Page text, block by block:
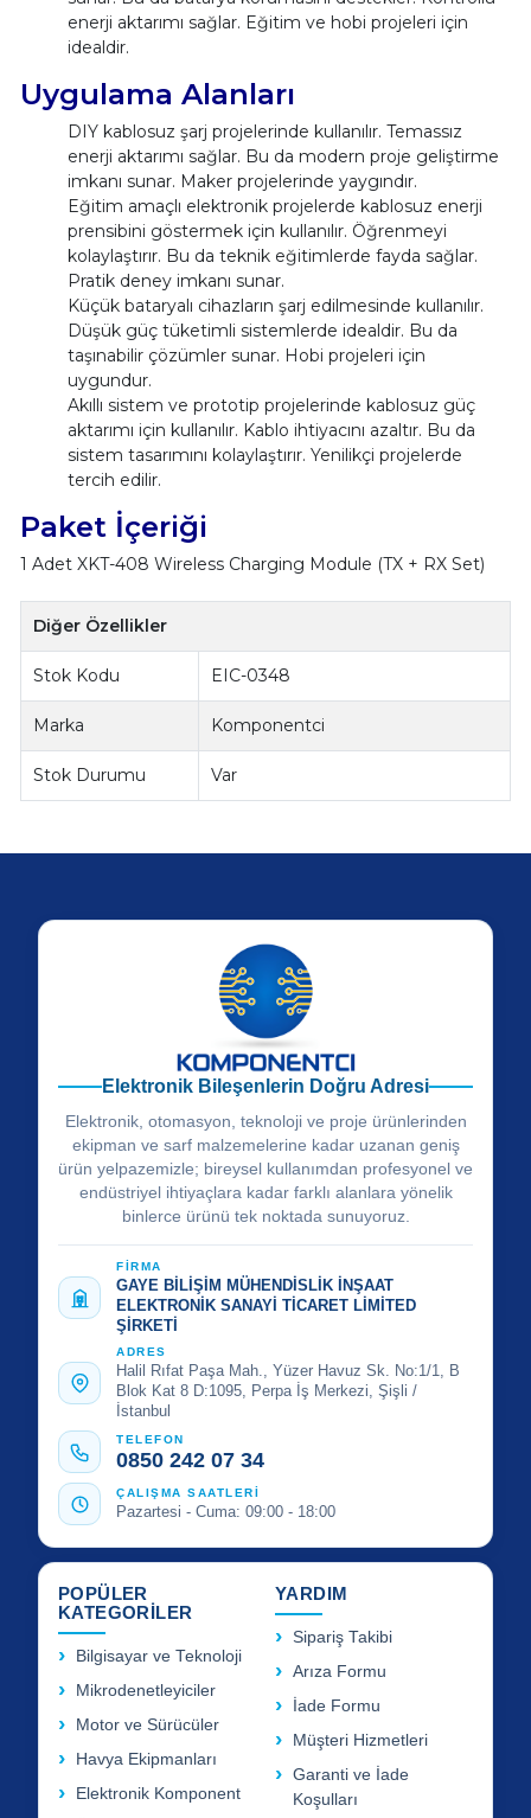
enerji aktarımı sağlar. Eğitim ve hobi projeleri için
idealdir.
Uygulama Alanları
DIY kablosuz şarj projelerinde kullanılır. Temassız
enerji aktarımı sağlar. Bu da modern proje geliştirme
imkanı sunar. Maker projelerinde yaygındır.
Eğitim amaçlı elektronik projelerde kablosuz enerji
prensibini göstermek için kullanılır. Öğrenmeyi
kolaylaştırır. Bu da teknik eğitimlerde fayda sağlar.
Pratik deney imkanı sunar.
Küçük bataryalı cihazların şarj edilmesinde kullanılır.
Düşük güç tüketimli sistemlerde idealdir. Bu da
taşınabilir çözümler sunar. Hobi projeleri için
uygundur.
Akıllı sistem ve prototip projelerinde kablosuz güç
aktarımı için kullanılır. Kablo ihtiyacını azaltır. Bu da
sistem tasarımını kolaylaştırır. Yenilikçi projelerde
tercih edilir.
Paket İçeriği
1 Adet XKT-408 Wireless Charging Module (TX + RX Set)
Diğer Özellikler
Stok Kodu EIC-0348
Marka Komponentci
Stok Durumu Var
Elektronik Bileşenlerin Doğru Adresi
Elektronik, otomasyon, teknoloji ve proje ürünlerinden
ekipman ve sarf malzemelerine kadar uzanan geniş
ürün yelpazemizle; bireysel kullanımdan profesyonel ve
endüstriyel ihtiyaçlara kadar farklı alanlara yönelik
binlerce ürünü tek noktada sunuyoruz.
FİRMA
GAYE BİLİŞİM MÜHENDİSLİK İNŞAAT
ELEKTRONİK SANAYİ TİCARET LİMİTED
ŞİRKETİ
ADRES
Halil Rıfat Paşa Mah., Yüzer Havuz Sk. No:1/1, B
Blok Kat 8 D:1095, Perpa İş Merkezi, Şişli /
İstanbul
TELEFON
0850 242 07 34
ÇALIŞMA SAATLERİ
Pazartesi - Cuma: 09:00 - 18:00
POPÜLER
KATEGORİLER
Bilgisayar ve Teknoloji
Mikrodenetleyiciler
Motor ve Sürücüler
Havya Ekipmanları
Elektronik Komponent
YARDIM
Sipariş Takibi
Arıza Formu
İade Formu
Müşteri Hizmetleri
Garanti ve İade
Koşulları